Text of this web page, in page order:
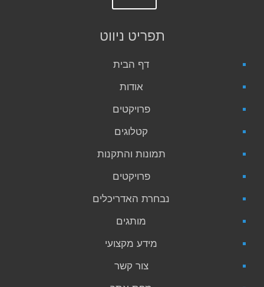
תפריט ניווט
דף הבית
אודות
פרויקטים
קטלוגים
תמונות והתקנות
פרויקטים
נבחרת האדריכלים
מותגים
מידע מקצועי
צור קשר